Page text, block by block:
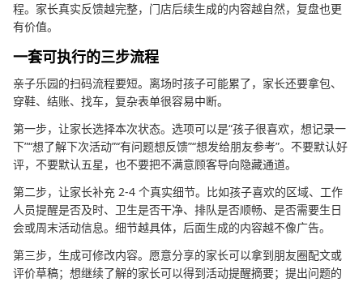
程。家长真实反馈越完整，门店后续生成的内容越自然，复盘也更
有价值。
一套可执行的三步流程
亲子乐园的扫码流程要短。离场时孩子可能累了，家长还要拿包、
穿鞋、结账、找车，复杂表单很容易中断。
第一步，让家长选择本次状态。选项可以是“孩子很喜欢，想记录一
下”“想了解下次活动”“有问题想反馈”“想发给朋友参考”。不要默认好
评，不要默认五星，也不要把不满意顾客导向隐藏通道。
第二步，让家长补充 2-4 个真实细节。比如孩子喜欢的区域、工作
人员提醒是否及时、卫生是否干净、排队是否顺畅、是否需要生日
会或周末活动信息。细节越具体，后面生成的内容越不像广告。
第三步，生成可修改内容。愿意分享的家长可以拿到朋友圈配文或
评价草稿；想继续了解的家长可以得到活动提醒摘要；提出问题的